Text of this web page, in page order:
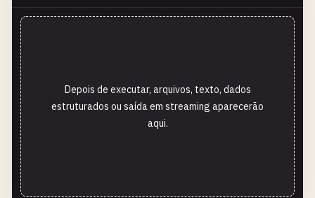
Depois de executar, arquivos, texto, dados
estruturados ou saída em streaming aparecerão
aqui.